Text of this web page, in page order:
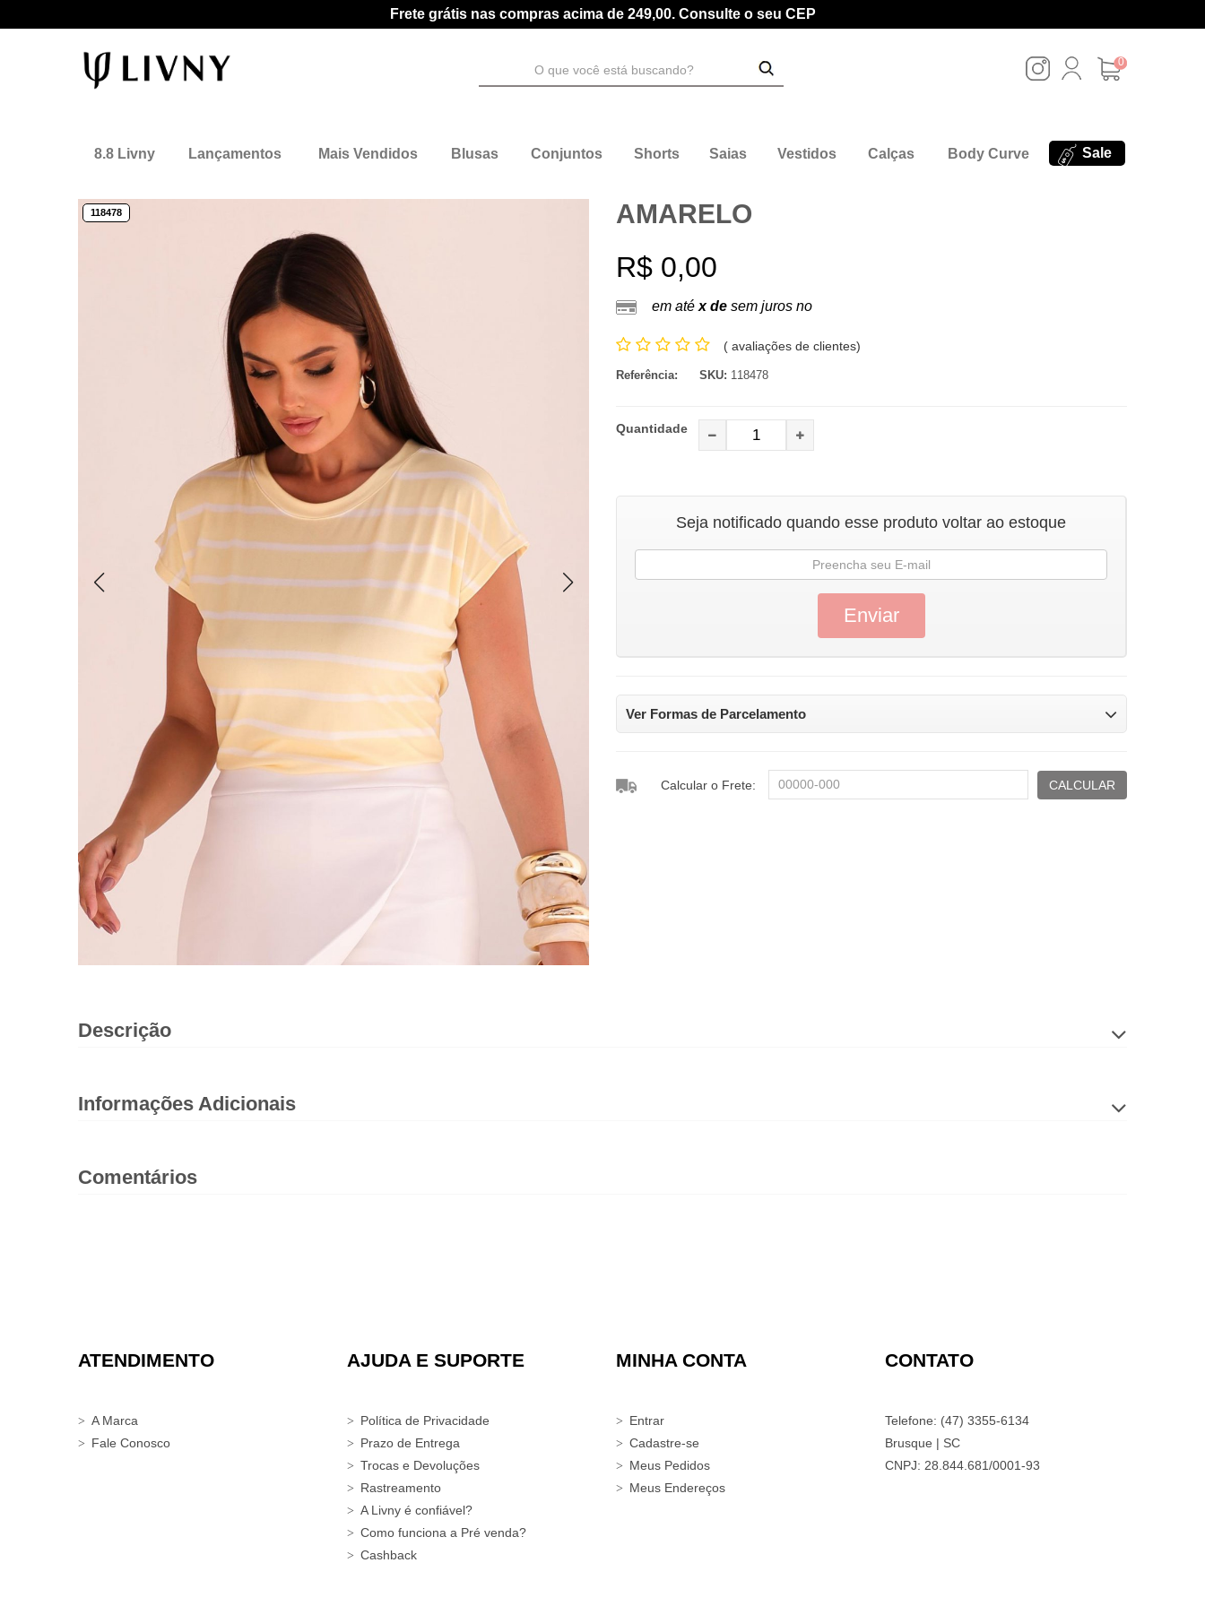
Frete grátis nas compras acima de 249,00. Consulte o seu CEP
0
8.8 Livny Lançamentos Mais Vendidos Blusas Conjuntos Shorts Saias Vestidos Calças Body Curve Sale
118478 AMARELO
R$ 0,00
em até x de sem juros no
( avaliações de clientes)
Referência: SKU: 118478
Quantidade
Seja notificado quando esse produto voltar ao estoque
Ver Formas de Parcelamento
Calcular o Frete: CALCULAR
Descrição
Informações Adicionais
Comentários
ATENDIMENTO
A Marca
Fale Conosco
AJUDA E SUPORTE
Política de Privacidade
Prazo de Entrega
Trocas e Devoluções
Rastreamento
A Livny é confiável?
Como funciona a Pré venda?
Cashback
MINHA CONTA
Entrar
Cadastre-se
Meus Pedidos
Meus Endereços
CONTATO
Telefone: (47) 3355-6134
Brusque | SC
CNPJ: 28.844.681/0001-93